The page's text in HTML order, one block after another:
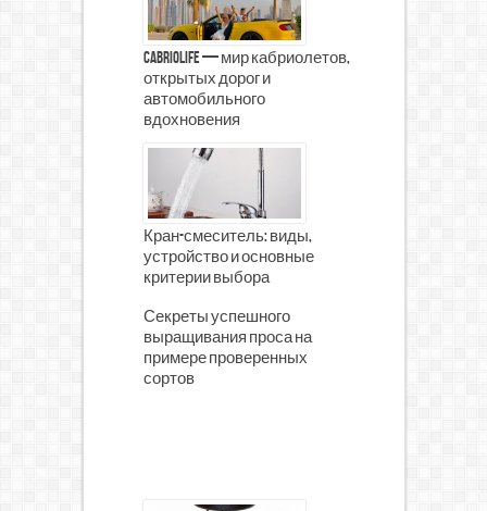
CabrioLife — мир кабриолетов,
открытых дорог и
автомобильного
вдохновения
Кран-смеситель: виды,
устройство и основные
критерии выбора
Секреты успешного
выращивания проса на
примере проверенных
сортов